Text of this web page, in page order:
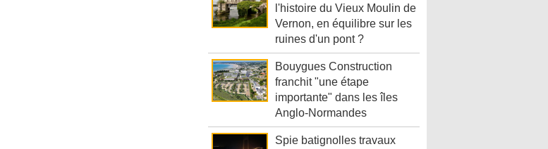
l'histoire du Vieux Moulin de
Vernon, en équilibre sur les
ruines d'un pont ?
Bouygues Construction
franchit "une étape
importante" dans les îles
Anglo-Normandes
Spie batignolles travaux